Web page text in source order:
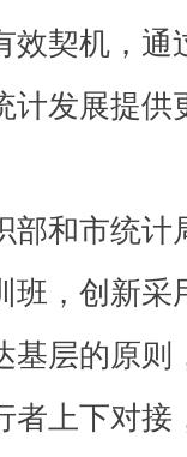
效契机，
计发展提供
部和市统
班，创新采
基层的原
者上下对